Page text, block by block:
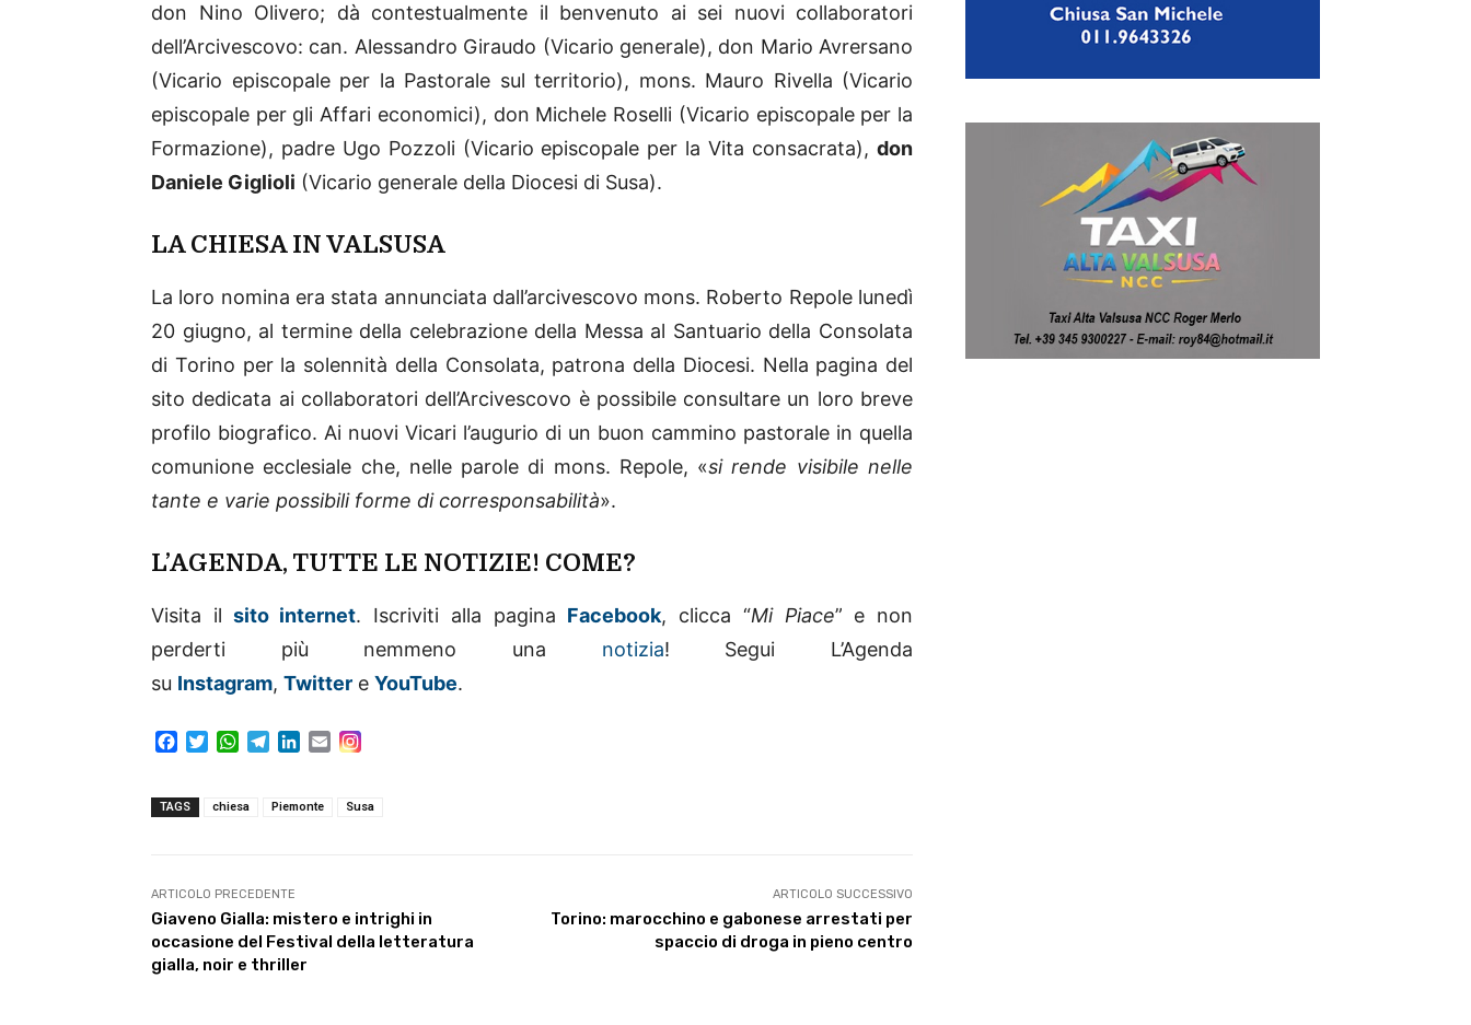
don Nino Olivero; dà contestualmente il benvenuto ai sei nuovi collaboratori
dell’Arcivescovo: can. Alessandro Giraudo (Vicario generale), don Mario Avrersano
(Vicario episcopale per la Pastorale sul territorio), mons. Mauro Rivella (Vicario
episcopale per gli Affari economici), don Michele Roselli (Vicario episcopale per la
Formazione), padre Ugo Pozzoli (Vicario episcopale per la Vita consacrata), don
Daniele Giglioli (Vicario generale della Diocesi di Susa).
LA CHIESA IN VALSUSA
La loro nomina era stata annunciata dall’arcivescovo mons. Roberto Repole lunedì
20 giugno, al termine della celebrazione della Messa al Santuario della Consolata
di Torino per la solennità della Consolata, patrona della Diocesi. Nella pagina del
sito dedicata ai collaboratori dell’Arcivescovo è possibile consultare un loro breve
profilo biografico. Ai nuovi Vicari l’augurio di un buon cammino pastorale in quella
comunione ecclesiale che, nelle parole di mons. Repole, «si rende visibile nelle
tante e varie possibili forme di corresponsabilità».
L’AGENDA, TUTTE LE NOTIZIE! COME?
Visita il sito internet. Iscriviti alla pagina Facebook, clicca “Mi Piace” e non
perderti più nemmeno una notizia! Segui L’Agenda
su Instagram, Twitter e YouTube.
e
k
t
W
t
p
e
m
k
E
TAGS chiesa Piemonte Susa
ARTICOLO PRECEDENTE
Giaveno Gialla: mistero e intrighi in
occasione del Festival della letteratura
gialla, noir e thriller
ARTICOLO SUCCESSIVO
Torino: marocchino e gabonese arrestati per
spaccio di droga in pieno centro